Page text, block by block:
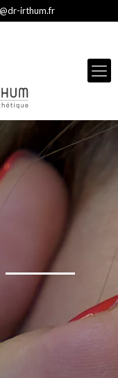
irthum.fr